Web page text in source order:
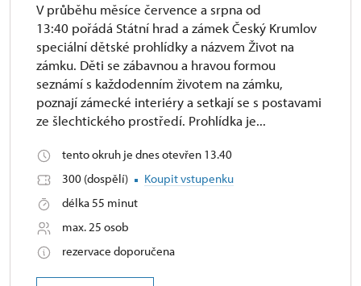
V průběhu měsíce července a srpna od
13:40 pořádá Státní hrad a zámek Český Krumlov
speciální dětské prohlídky a názvem Život na
zámku. Děti se zábavnou a hravou formou
seznámí s každodenním životem na zámku,
poznají zámecké interiéry a setkají se s postavami
ze šlechtického prostředí. Prohlídka je...
tento okruh je dnes otevřen 13.40
300 (dospělí)
Koupit vstupenku
délka 55 minut
max. 25 osob
rezervace doporučena